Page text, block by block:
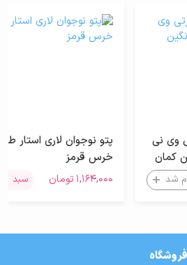
نی
کمان
شد
پتو نوجوان لاری استار طرح
خرس قرمز
۱,۱۶۴,۰۰۰ تومان سبد